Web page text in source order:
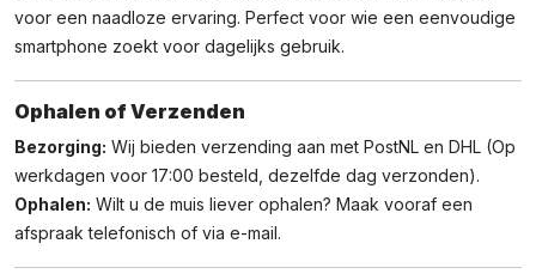
voor een naadloze ervaring. Perfect voor wie een eenvoudige
smartphone zoekt voor dagelijks gebruik.
Ophalen of Verzenden
Bezorging: Wij bieden verzending aan met PostNL en DHL (Op
werkdagen voor 17:00 besteld, dezelfde dag verzonden).
Ophalen: Wilt u de muis liever ophalen? Maak vooraf een
afspraak telefonisch of via e-mail.